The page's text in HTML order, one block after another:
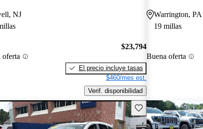
NJ
oferta
$23,794
El precio incluye tasas
$460/mes est.
Verif. disponibilidad
Warrington, PA
19 millas
Buena oferta
Guarda este Aviso